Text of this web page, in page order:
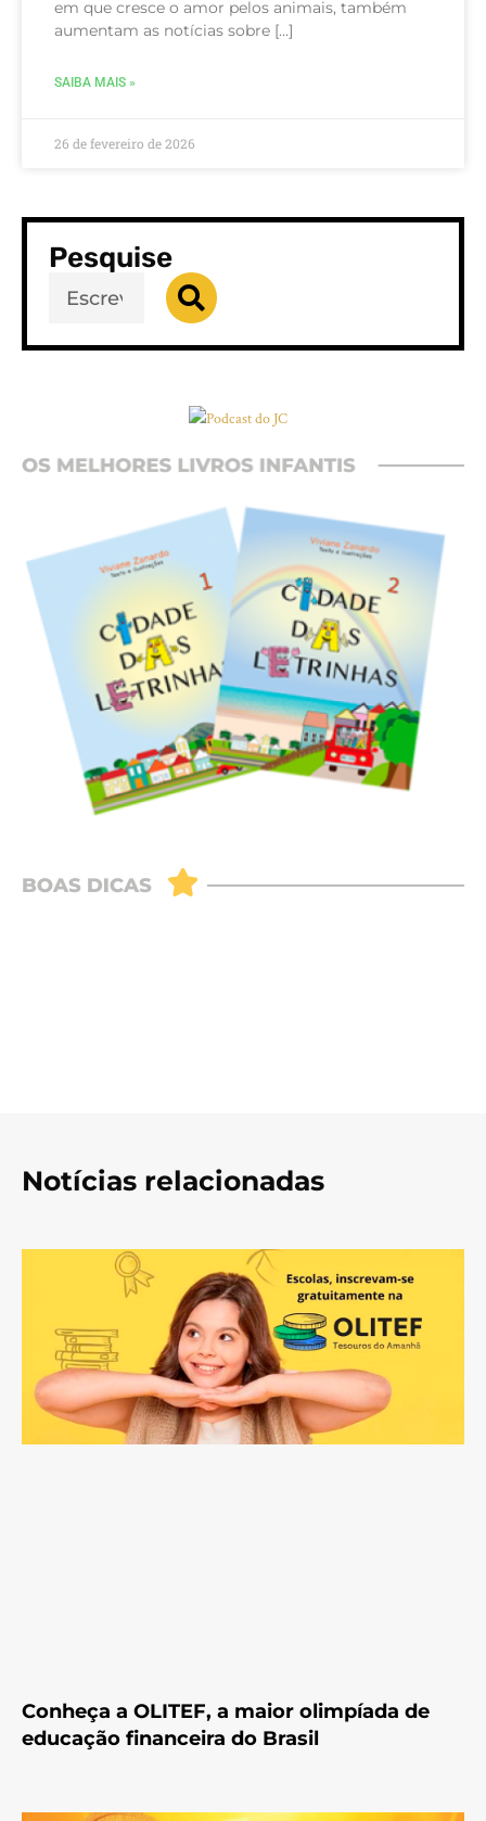
em que cresce o amor pelos animais, também
aumentam as notícias sobre […]
SAIBA MAIS »
26 de fevereiro de 2026
Pesquise
Notícias relacionadas
Conheça a OLITEF, a maior olimpíada de
educação financeira do Brasil